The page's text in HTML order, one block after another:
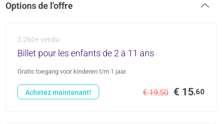
Options de l'offre
2.260+ vendu
Billet pour les enfants de 2 à 11 ans
Gratis toegang voor kinderen t/m 1 jaar.
€ 19,50 € 15,60
Achetez maintenant!